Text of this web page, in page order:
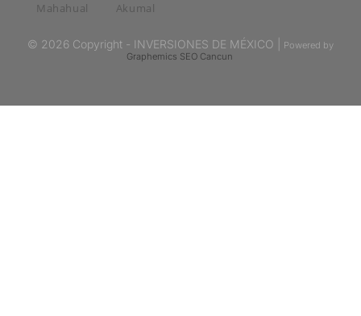
Mahahual
Akumal
© 2026 Copyright - INVERSIONES DE MÉXICO |
Powered by
Graphemics SEO Cancun